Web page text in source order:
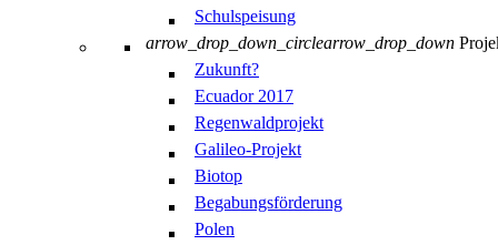
Schulspeisung
arrow_drop_down_circlearrow_drop_down
Zukunft?
Ecuador 2017
Regenwaldprojekt
Galileo-Projekt
Biotop
Begabungsförderung
Polen